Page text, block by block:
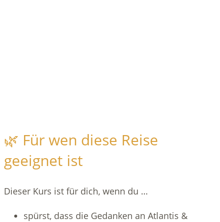
🌿 Für wen diese Reise
geeignet ist
Dieser Kurs ist für dich, wenn du …
spürst, dass die Gedanken an Atlantis &